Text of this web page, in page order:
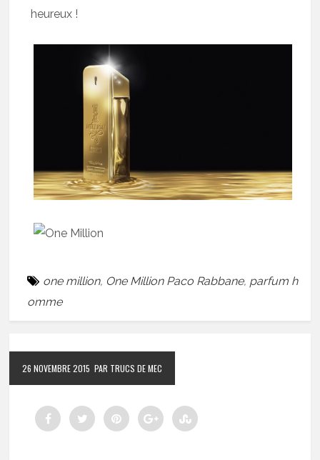
heureux !
one million, One Million Paco Rabbane, parfum h
omme
26 NOVEMBRE 2015 PAR TRUCS DE MEC